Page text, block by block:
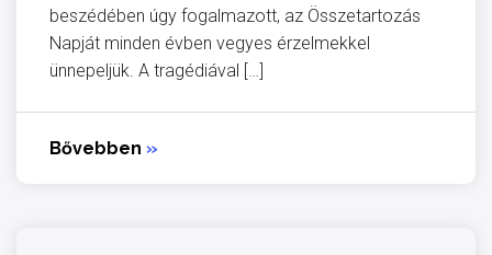
beszédében úgy fogalmazott, az Összetartozás
Napját minden évben vegyes érzelmekkel
ünnepeljük. A tragédiával […]
Bővebben »